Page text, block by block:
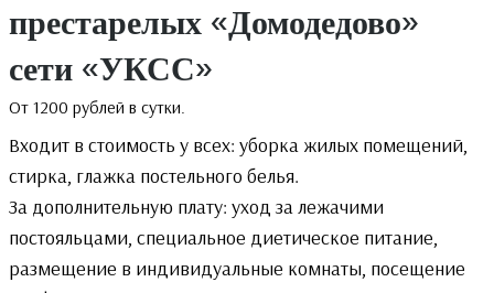
престарелых «Домодедово»
сети «УКСС»
От 1200 рублей в сутки.
Входит в стоимость у всех: уборка жилых помещений,
стирка, глажка постельного белья.
За дополнительную плату: уход за лежачими
постояльцами, специальное диетическое питание,
размещение в индивидуальные комнаты, посещение